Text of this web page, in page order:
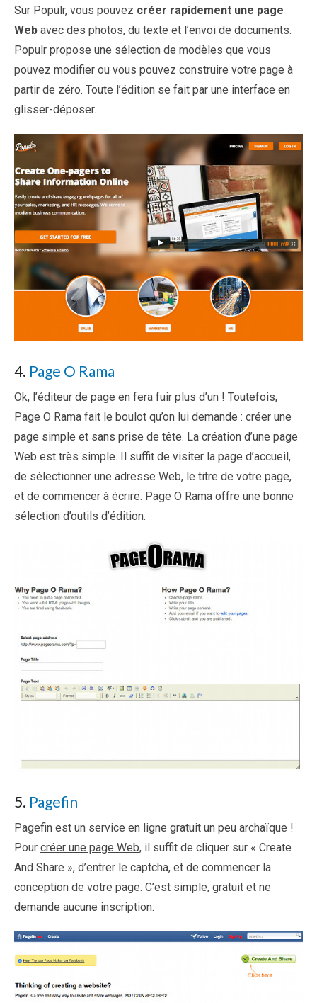
Sur Populr, vous pouvez créer rapidement une page
Web avec des photos, du texte et l’envoi de documents.
Populr propose une sélection de modèles que vous
pouvez modifier ou vous pouvez construire votre page à
partir de zéro. Toute l’édition se fait par une interface en
glisser-déposer.
4. Page O Rama
Ok, l’éditeur de page en fera fuir plus d’un ! Toutefois,
Page O Rama fait le boulot qu’on lui demande : créer une
page simple et sans prise de tête. La création d’une page
Web est très simple. Il suffit de visiter la page d’accueil,
de sélectionner une adresse Web, le titre de votre page,
et de commencer à écrire. Page O Rama offre une bonne
sélection d’outils d’édition.
5. Pagefin
Pagefin est un service en ligne gratuit un peu archaïque !
Pour créer une page Web, il suffit de cliquer sur « Create
And Share », d’entrer le captcha, et de commencer la
conception de votre page. C’est simple, gratuit et ne
demande aucune inscription.